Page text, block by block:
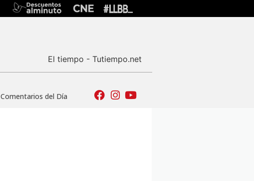
El tiempo - Tutiempo.net
Comentarios del Día